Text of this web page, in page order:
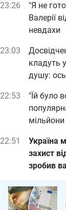
23:26
"Я не
Валерії
невдахи
23:03
кладуть
душу:
22:53
"Їй було
мільйони
22:51
Україна
захист
зробив